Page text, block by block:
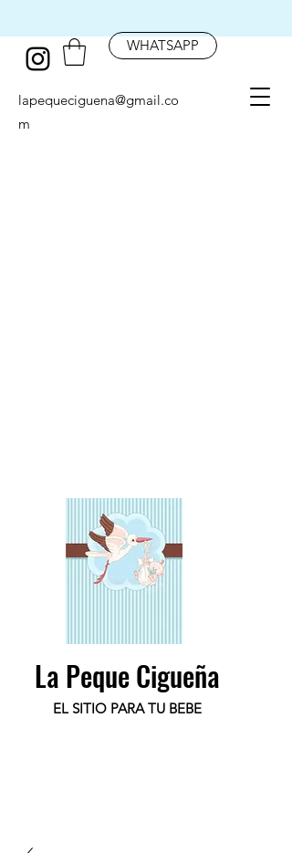
WHATSAPP
lapequeciguena@gmail.co
m
La Peque Cigueña
EL SITIO PARA TU BEBE